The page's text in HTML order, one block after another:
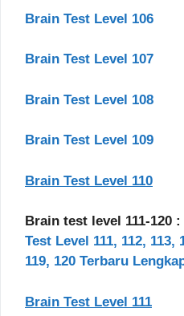
Brain Test Level 106
Brain Test Level 107
Brain Test Level 108
Brain Test Level 109
Brain Test Level 110
Brain test level 111-120 :
Test Level 111, 112, 113,
119, 120 Terbaru
Brain Test Level 111